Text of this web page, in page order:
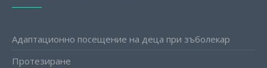
Адаптационно посещение на деца при зъболекар
Протезиране